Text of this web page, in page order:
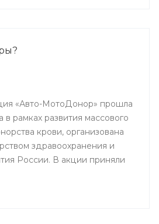
«Авто-МотоДонор» прошла
в рамках развития массового
крови, организована
здравоохранения и
России. В акции приняли